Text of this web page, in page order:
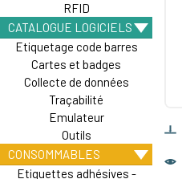
RFID
CATALOGUE LOGICIELS
Etiquetage code barres
Cartes et badges
Collecte de données
Traçabilité
Emulateur
Outils
CONSOMMABLES
Etiquettes adhésives -